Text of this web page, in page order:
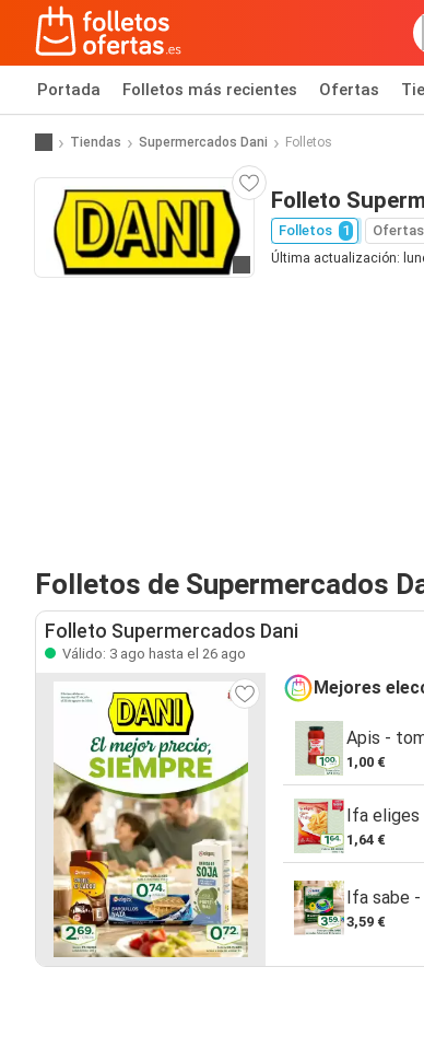
Portada Folletos más recientes Ofertas
Tiendas Supermercados Dani Folletos
Ir a la web
Folleto
Folletos 1 Ofertas
Última actualización:
Folletos de Supermercados
Folleto Supermercados Dani
Válido: 3 ago hasta el 26 ago
Mejores
Apis -
1,00 €
Ifa eliges
1,64 €
Ifa sabe
3,59 €